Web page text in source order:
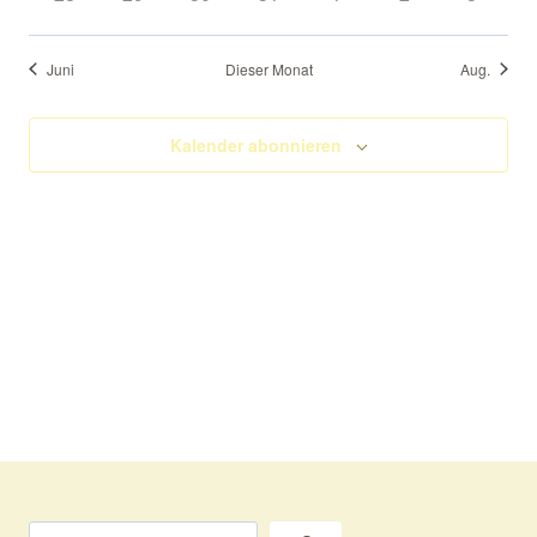
Juni Dieser Monat Aug.
Kalender abonnieren